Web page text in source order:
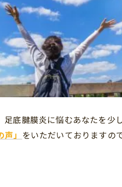
底腱膜炎に悩むあなたを
」 をいただいておりますの